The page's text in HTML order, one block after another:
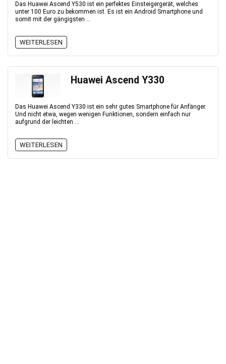
Das Huawei Ascend Y530 ist ein perfektes Einsteigergerät, welches
unter 100 Euro zu bekommen ist. Es ist ein Android Smartphone und
somit mit der gängigsten ...
WEITERLESEN
Huawei Ascend Y330
Das Huawei Ascend Y330 ist ein sehr gutes Smartphone für Anfänger.
Und nicht etwa, wegen wenigen Funktionen, sondern einfach nur
aufgrund der leichten ...
WEITERLESEN